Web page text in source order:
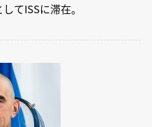
てISSに滞在。